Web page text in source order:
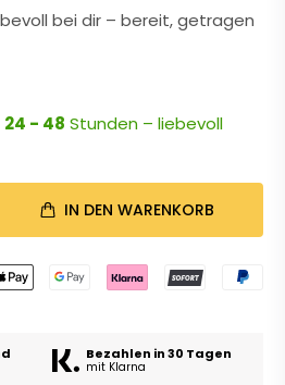
bei dir – bereit, getragen
24 - 48 Stunden – liebevoll
IN DEN WARENKORB
Bezahlen in 30 Tagen
mit Klarna